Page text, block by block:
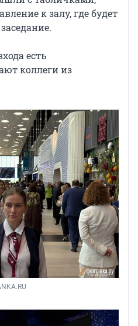
к залу, где будет
есть
коллеги из